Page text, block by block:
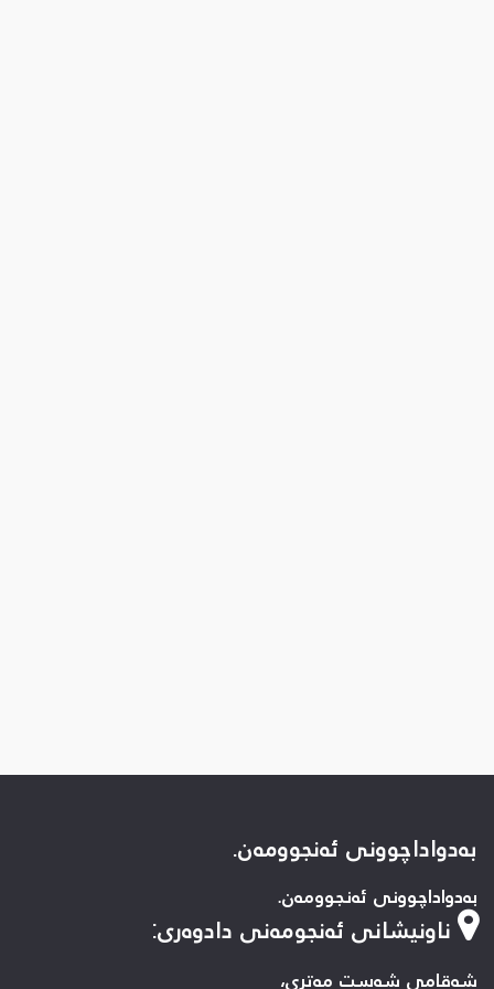
بەدواداچوونی ئەنجوومەن.
بەدواداچوونی ئەنجوومەن.
ناونیشانی ئەنجومەنی دادوەری:
شەقامی شەست مەتری،